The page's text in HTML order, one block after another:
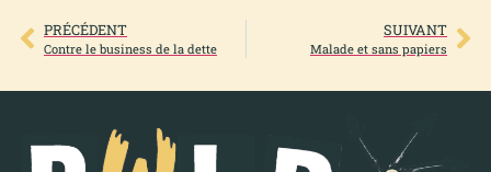
PRÉCÉDENT
Contre le business de la dette
SUIVANT
Malade et sans papiers